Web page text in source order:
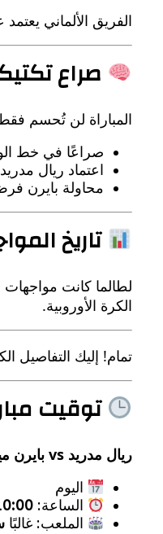
الفريق الألماني
صراع
المباراة لن تُحسم فقط
صراعًا في خط
اعتماد ريال
محاولة بايرن
تاريخ
لطالما كانت مواجهات
الكرة الأوروبية.
تمام! إليك التفاصيل
توقيت
ريال مدريد vs بايرن ميونخ
اليوم
الساعة:10:00 مساءً بتوقيت
الملعب: غالبًا